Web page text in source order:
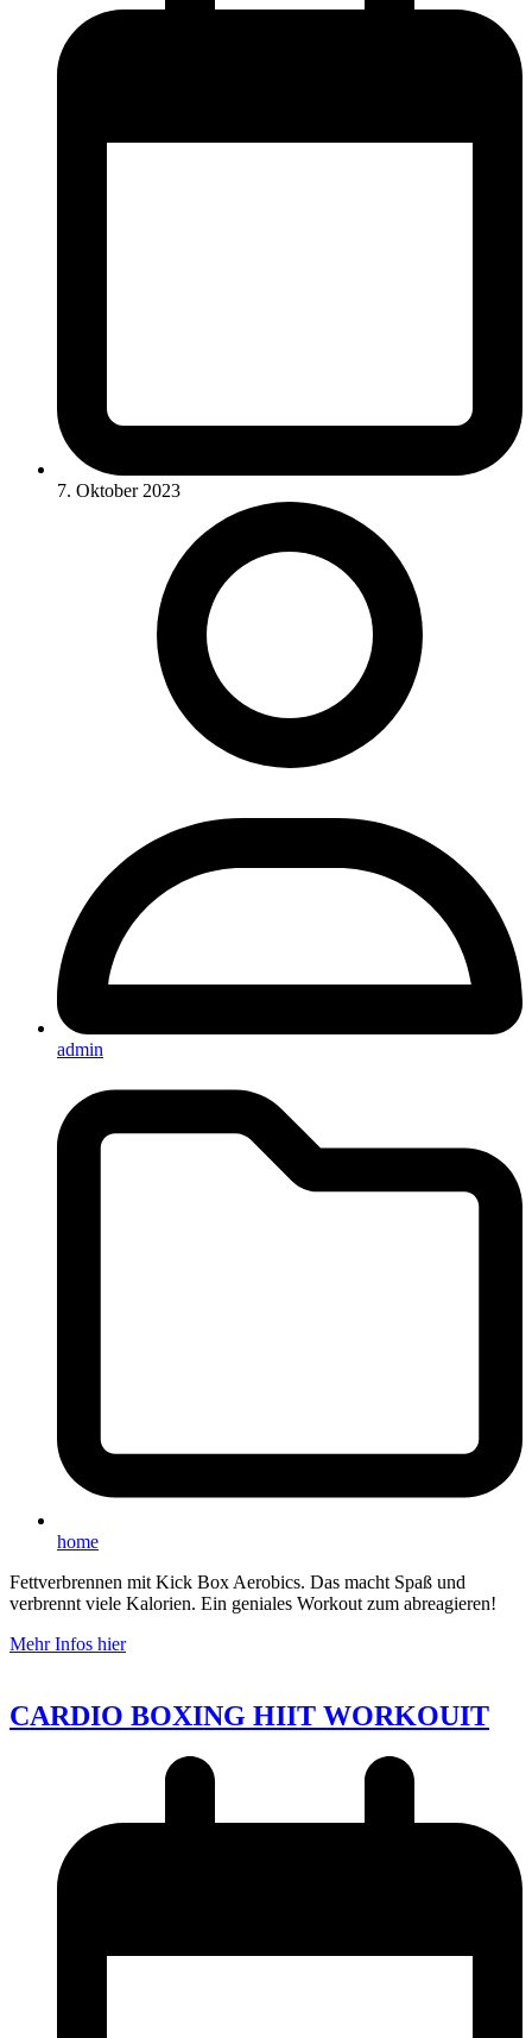
7. Oktober 2023
admin
home
Fettverbrennen mit Kick Box Aerobics. Das macht Spaß und
verbrennt viele Kalorien. Ein geniales Workout zum abreagieren!
Mehr Infos hier
CARDIO BOXING HIIT WORKOUIT